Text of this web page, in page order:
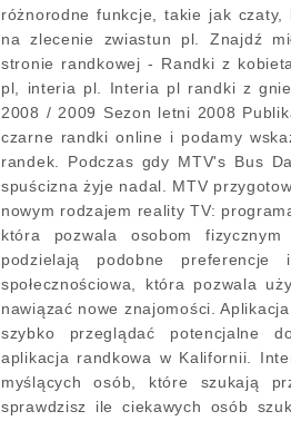
różnorodne funkcje, takie jak
na zlecenie zwiastun pl. Znajdź
stronie randkowej - Randki z
pl, interia pl. Interia pl randki z
2008 / 2009 Sezon letni 2008
czarne randki online i podamy
randek. Podczas gdy MTV's Bus
spuścizna żyje nadal. MTV
nowym rodzajem reality TV:
która pozwala osobom
podzielają podobne
społecznościowa, która pozwala
nawiązać nowe znajomości.
szybko przeglądać potencjalne
aplikacja randkowa w Kalifornii.
myślących osób, które szukają
sprawdzisz ile ciekawych osób